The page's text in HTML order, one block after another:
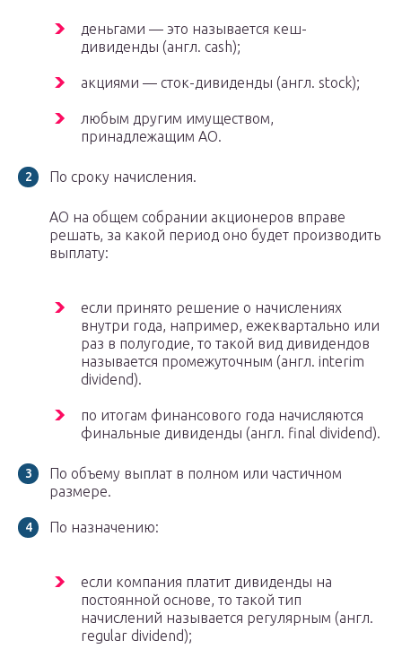
деньгами — это называется кеш-
дивиденды (англ. cash);
акциями — сток-дивиденды (англ. stock);
любым другим имуществом,
принадлежащим АО.
По сроку начисления.
АО на общем собрании акционеров вправе
решать, за какой период оно будет производить
выплату:
если принято решение о начислениях
внутри года, например, ежеквартально или
раз в полугодие, то такой вид дивидендов
называется промежуточным (англ. interim
dividend).
по итогам финансового года начисляются
финальные дивиденды (англ. final dividend).
По объему выплат в полном или частичном
размере.
По назначению:
если компания платит дивиденды на
постоянной основе, то такой тип
начислений называется регулярным (англ.
regular dividend);